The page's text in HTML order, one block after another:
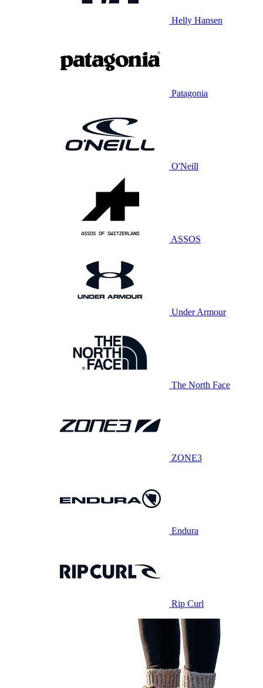
Helly Hansen
Patagonia
O'Neill
ASSOS
Under Armour
The North Face
ZONE3
Endura
Rip Curl